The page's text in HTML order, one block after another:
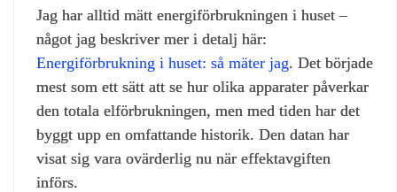
Jag har alltid mätt energiförbrukningen i huset –
något jag beskriver mer i detalj här:
Energiförbrukning i huset: så mäter jag. Det började
mest som ett sätt att se hur olika apparater påverkar
den totala elförbrukningen, men med tiden har det
byggt upp en omfattande historik. Den datan har
visat sig vara ovärderlig nu när effektavgiften
införs.